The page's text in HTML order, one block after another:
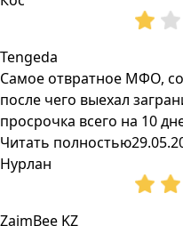
Tengeda
Самое отвратное МФО,
после чего выехал
просрочка всего на 10
Читать полностью
Нурлан
ZaimBee KZ